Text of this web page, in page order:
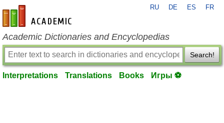
en-academic.com
RU DE ES FR
Academic Dictionaries and Encyclopedias
Search!
Interpretations Translations Books Игры ⚽